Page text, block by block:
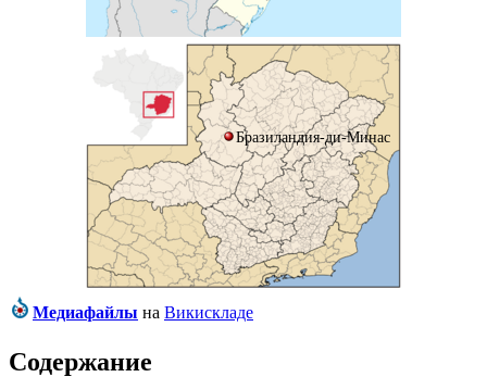
Бразиландия-ди-Минас
Медиафайлы на Викискладе
Содержание